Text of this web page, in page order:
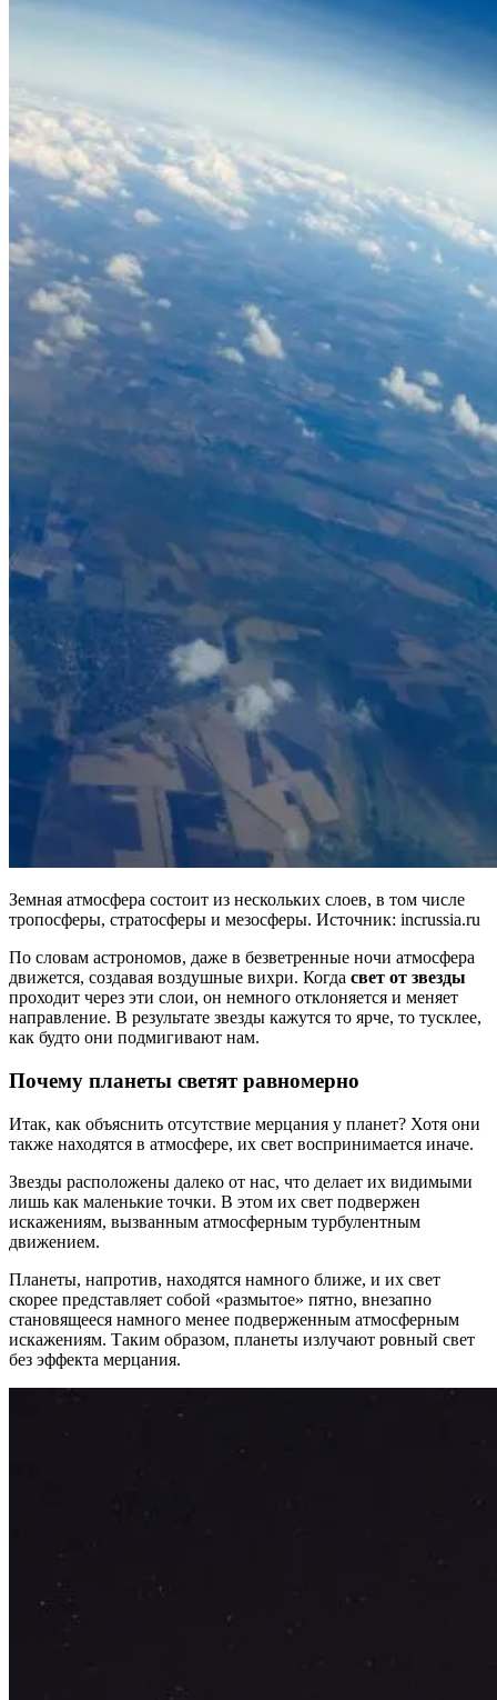
Земная атмосфера состоит из нескольких слоев, в том числе
тропосферы, стратосферы и мезосферы. Источник: incrussia.ru
По словам астрономов, даже в безветренные ночи атмосфера
движется, создавая воздушные вихри. Когда свет от звезды
проходит через эти слои, он немного отклоняется и меняет
направление. В результате звезды кажутся то ярче, то тусклее,
как будто они подмигивают нам.
Почему планеты светят равномерно
Итак, как объяснить отсутствие мерцания у планет? Хотя они
также находятся в атмосфере, их свет воспринимается иначе.
Звезды расположены далеко от нас, что делает их видимыми
лишь как маленькие точки. В этом их свет подвержен
искажениям, вызванным атмосферным турбулентным
движением.
Планеты, напротив, находятся намного ближе, и их свет
скорее представляет собой «размытое» пятно, внезапно
становящееся намного менее подверженным атмосферным
искажениям. Таким образом, планеты излучают ровный свет
без эффекта мерцания.